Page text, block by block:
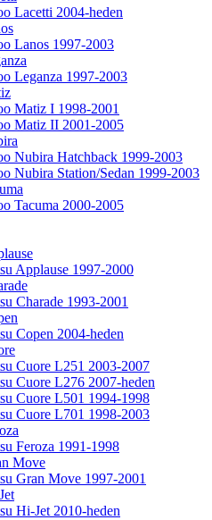
Lacetti 2004-heden
Lanos 1997-2003
Leganza 1997-2003
Matiz I 1998-2001
Matiz II 2001-2005
Nubira Hatchback 1999-2003
Nubira Station/Sedan 1999-2003
Tacuma 2000-2005
Applause 1997-2000
Charade 1993-2001
Copen 2004-heden
Cuore L251 2003-2007
Cuore L276 2007-heden
Cuore L501 1994-1998
Cuore L701 1998-2003
Feroza 1991-1998
Move
Gran Move 1997-2001
Hi-Jet 2010-heden